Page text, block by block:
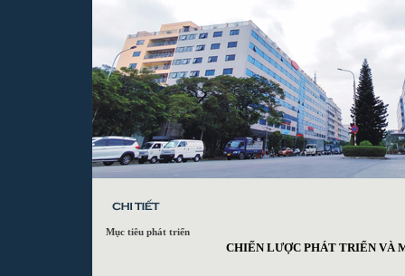
Mục tiêu phát triển
CHIẾN LƯỢC PHÁT TRIỂN VÀ